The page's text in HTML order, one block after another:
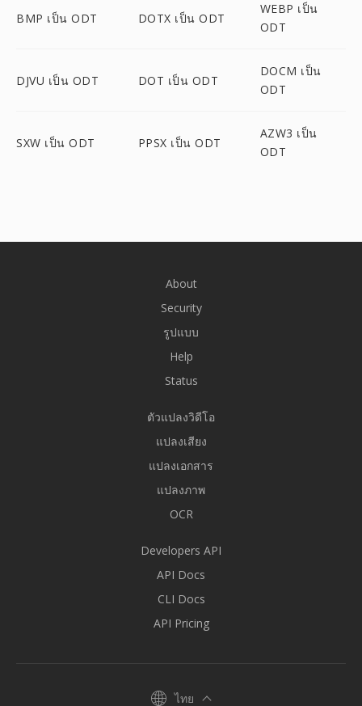
BMP เป็น ODT DOTX เป็น ODT
WEBP เป็น
ODT
DJVU เป็น ODT DOT เป็น ODT
DOCM เป็น
ODT
SXW เป็น ODT PPSX เป็น ODT
AZW3 เป็น
ODT
About
Security
รูปแบบ
Help
Status
ตัวแปลงวิดีโอ
แปลงเสียง
แปลงเอกสาร
แปลงภาพ
OCR
Developers API
API Docs
CLI Docs
API Pricing
ไทย